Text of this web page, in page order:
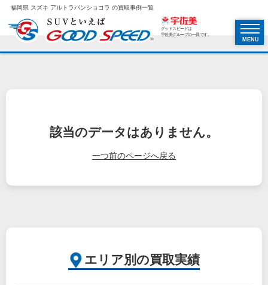
福岡県 スズキ アルトラパンショコラ の買取事例一覧
グッドスピードは
宇佐美グループの一員です。
MENU
該当のデータはありません。
一つ前のページへ戻る
エリア別の買取実績